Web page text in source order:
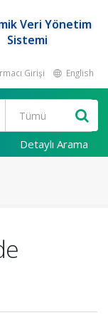
Veri Yönetim
Sistemi
Girişi English
Detaylı Arama